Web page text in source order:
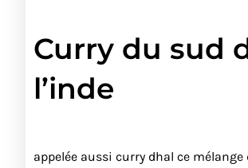
Curry du sud
l’inde
appelée aussi curry dhal ce mélange